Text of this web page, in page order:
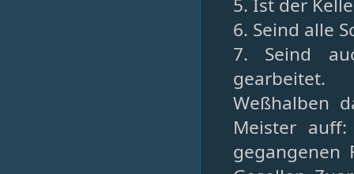
6. Seind alle
7. Seind
gearbeitet.
Weßhalben
Meister
gegangenen